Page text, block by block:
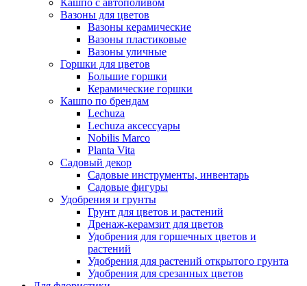
Вазоны для цветов
Вазоны керамические
Вазоны пластиковые
Вазоны уличные
Горшки для цветов
Большие горшки
Керамические горшки
Кашпо по брендам
Lechuza
Lechuza аксессуары
Nobilis Marco
Planta Vita
Садовый декор
Садовые инструменты, инвентарь
Садовые фигуры
Удобрения и грунты
Грунт для цветов и растений
Дренаж-керамзит для цветов
Удобрения для горшечных цветов и
растений
Удобрения для растений открытого грунта
Удобрения для срезанных цветов